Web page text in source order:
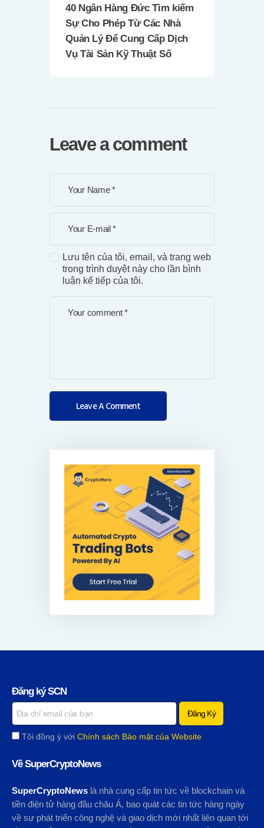
40 Ngân Hàng Đức Tìm kiếm
Sự Cho Phép Từ Các Nhà
Quản Lý Để Cung Cấp Dịch
Vụ Tài Sản Kỹ Thuật Số
Leave a comment
Lưu tên của tôi, email, và trang web
trong trình duyệt này cho lần bình
luận kế tiếp của tôi.
Đăng ký SCN
Tôi đồng ý với Chính sách Bảo mật của Website
Về SuperCryptoNews
SuperCryptoNews là nhà cung cấp tin tức về blockchain và
tiền điện tử hàng đầu châu Á, bao quát các tin tức hàng ngày
về sự phát triển công nghệ và giao dịch mới nhất liên quan tới